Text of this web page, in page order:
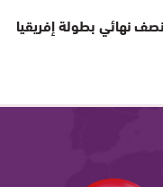
نهائي بطولة إفريقيا